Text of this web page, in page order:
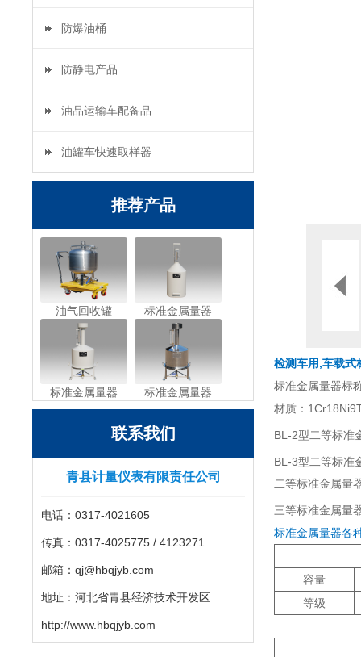
防爆油桶
防静电产品
油品运输车配备品
油罐车快速取样器
推荐产品
油气回收罐 标准金属量器
标准金属量器 标准金属量器
联系我们
青县计量仪表有限责任公司
电话：0317-4021605
传真：0317-4025775 / 4123271
邮箱：qj@hbqjyb.com
地址：河北省青县经济技术开发区
http://www.hbqjyb.com
检测车用,车载式
标准金属量器标
材质：
BL-2型二等标准
BL-3型二等标准
二等标准金属量
三等标准金属量
标准金属量器各
容量
等级